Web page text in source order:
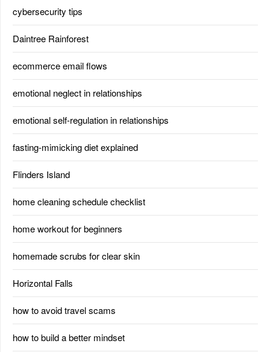
cybersecurity tips
Daintree Rainforest
ecommerce email flows
emotional neglect in relationships
emotional self-regulation in relationships
fasting-mimicking diet explained
Flinders Island
home cleaning schedule checklist
home workout for beginners
homemade scrubs for clear skin
Horizontal Falls
how to avoid travel scams
how to build a better mindset